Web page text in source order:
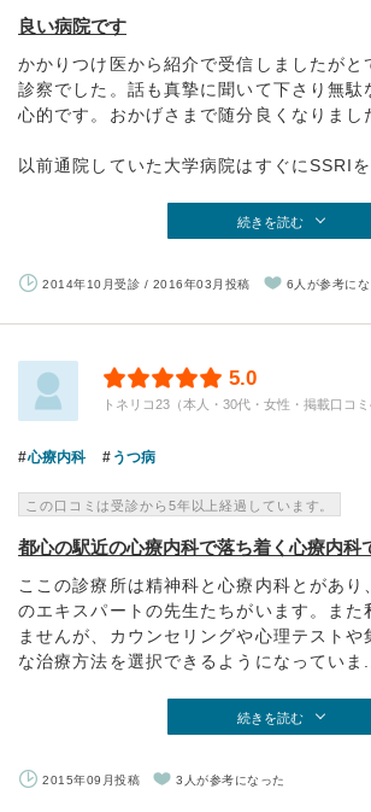
良い病院です
かかりつけ医から紹介で受信しましたがと
診察でした。話も真摯に聞いて下さり無駄
心的です。おかげさまで随分良くなりまし
以前通院していた大学病院はすぐにSSRIを
続きを読む
2014年10月受診 / 2016年03月投稿 6人が参考にな
5.0
トネリコ23（本人・30代・女性・掲載口コミ
心療内科 うつ病
この口コミは受診から5年以上経過しています。
都心の駅近の心療内科で落ち着く心療内科
ここの診療所は精神科と心療内科とがあり
のエキスパートの先生たちがいます。また
ませんが、カウンセリングや心理テストや
な治療方法を選択できるようになっていま
続きを読む
2015年09月投稿 3人が参考になった